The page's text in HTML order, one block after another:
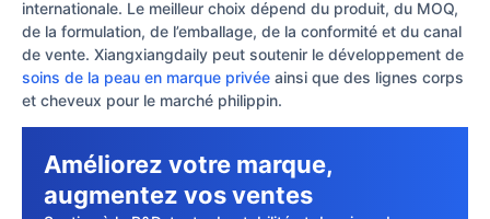
internationale. Le meilleur choix dépend du produit, du MOQ,
de la formulation, de l’emballage, de la conformité et du canal
de vente. Xiangxiangdaily peut soutenir le développement de
soins de la peau en marque privée ainsi que des lignes corps
et cheveux pour le marché philippin.
Améliorez votre marque,
augmentez vos ventes